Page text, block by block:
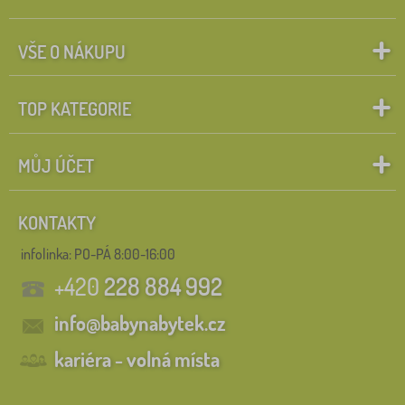
VŠE O NÁKUPU
TOP KATEGORIE
MŮJ ÚČET
KONTAKTY
infolinka: PO-PÁ 8:00-16:00
+420228 884 992
info@babynabytek.cz
kariéra - volná místa